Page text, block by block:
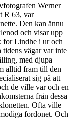
Werner
R 63, var
Den kan ännu
och visar upp
for Lindhe i ur och
vägar var inte
med djupa
alltid fram till den
sig på att
de ville var och en
från dessa
Ofta ville
fordonet. Och